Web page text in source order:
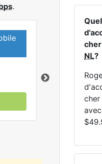
.
Cliquez ici
NL?
cher